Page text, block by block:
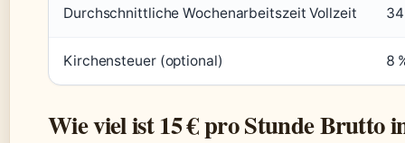
Durchschnittliche Wochenarbeitszeit Vollzeit
Kirchensteuer (optional) 8
Wie viel ist 15 € pro Stunde Brutto